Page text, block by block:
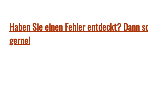
Haben Sie einen Fehler entdeckt? Dann
gerne!